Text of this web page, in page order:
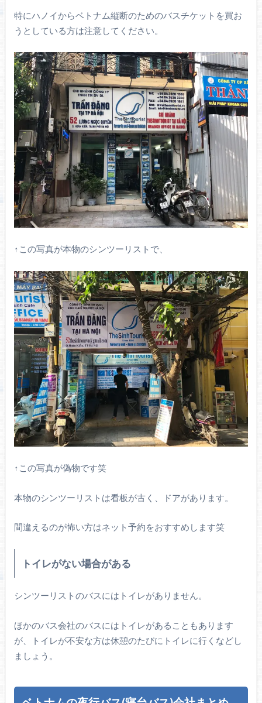
特にハノイからベトナム縦断のためのバスチケットを買お
うとしている方は注意してください。
↑この写真が本物のシンツーリストで、
↑この写真が偽物です笑
本物のシンツーリストは看板が古く、ドアがあります。
間違えるのが怖い方はネット予約をおすすめします笑
トイレがない場合がある
シンツーリストのバスにはトイレがありません。
ほかのバス会社のバスにはトイレがあることもあります
が、トイレが不安な方は休憩のたびにトイレに行くなどし
ましょう。